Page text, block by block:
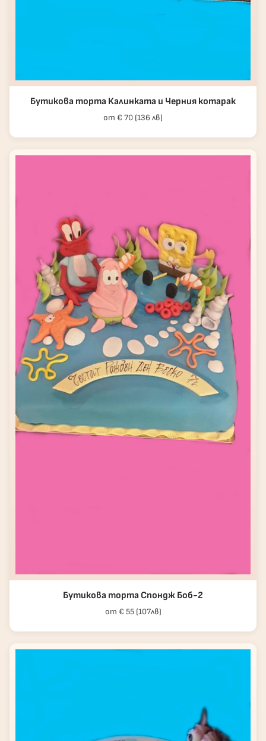
Бутикова торта Калинката и Черния котарак
от € 70 (136 лв)
Бутикова торта Спондж Боб-2
от € 55 (107лв)